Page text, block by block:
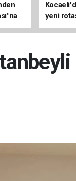
yeni